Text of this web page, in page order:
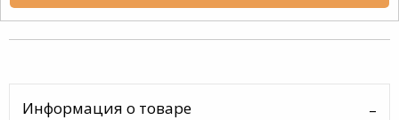
Информация о товаре